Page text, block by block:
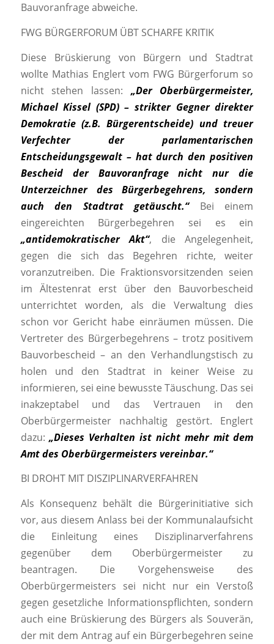
Bauvoranfrage abweiche.
FWG BÜRGERFORUM ÜBT SCHARFE KRITIK
Diese Brüskierung von Bürgern und Stadtrat
wollte Mathias Englert vom FWG Bürgerforum so
nicht stehen lassen: „Der Oberbürgermeister,
Michael Kissel (SPD) – strikter Gegner direkter
Demokratie (z.B. Bürgerentscheide) und treuer
Verfechter der parlamentarischen
Entscheidungsgewalt – hat durch den positiven
Bescheid der Bauvoranfrage nicht nur die
Unterzeichner des Bürgerbegehrens, sondern
auch den Stadtrat getäuscht.“
Bei einem
eingereichten Bürgerbegehren sei es ein
„antidemokratischer Akt“, die Angelegenheit,
gegen die sich das Begehren richte, weiter
voranzutreiben. Die Fraktionsvorsitzenden seien
im Ältestenrat erst über den Bauvorbescheid
unterrichtet worden, als die Verwaltung dies
schon vor Gericht habe einräumen müssen. Die
Vertreter des Bürgerbegehrens – trotz positivem
Bauvorbescheid – an den Verhandlungstisch zu
holen und den Stadtrat in keiner Weise zu
informieren, sei eine bewusste Täuschung. Das sei
inakzeptabel und das Vertrauen in den
Oberbürgermeister nachhaltig gestört. Englert
dazu:„Dieses Verhalten ist nicht mehr mit dem
Amt des Oberbürgermeisters vereinbar.“
BI DROHT MIT DISZIPLINARVERFAHREN
Als Konsequenz behält die Bürgerinitiative sich
vor, aus diesem Anlass bei der Kommunalaufsicht
die Einleitung eines Disziplinarverfahrens
gegenüber dem Oberbürgermeister zu
beantragen. Die Vorgehensweise des
Oberbürgermeisters sei nicht nur ein Verstoß
gegen gesetzliche Informationspflichten, sondern
auch eine Brüskierung des Bürgers als Souverän,
der mit dem Antrag auf ein Bürgerbegehren seine